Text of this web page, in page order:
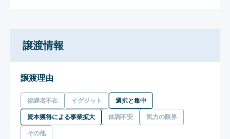
譲渡情報
譲渡理由
後継者不在 イグジット 選択と集中
資本獲得による事業拡大 体調不安 気力の限界
その他